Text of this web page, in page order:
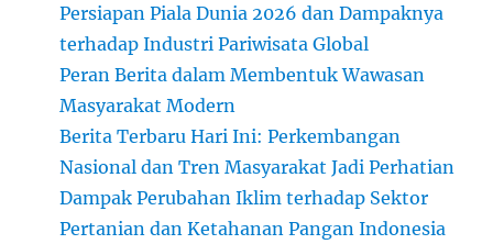
Persiapan Piala Dunia 2026 dan Dampaknya
terhadap Industri Pariwisata Global
Peran Berita dalam Membentuk Wawasan
Masyarakat Modern
Berita Terbaru Hari Ini: Perkembangan
Nasional dan Tren Masyarakat Jadi Perhatian
Dampak Perubahan Iklim terhadap Sektor
Pertanian dan Ketahanan Pangan Indonesia